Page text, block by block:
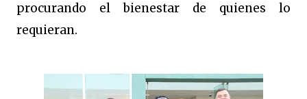
procurando el bienestar de quienes lo
requieran.